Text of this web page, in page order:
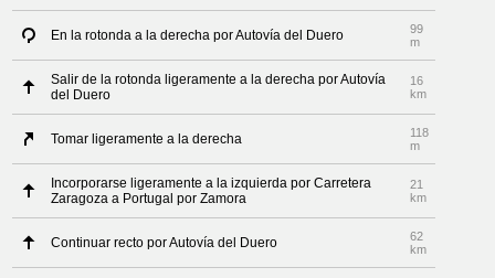
En la rotonda a la derecha por Autovía del Duero
99
m
Salir de la rotonda ligeramente a la derecha por Autovía
del Duero
16
km
Tomar ligeramente a la derecha
118
m
Incorporarse ligeramente a la izquierda por Carretera
Zaragoza a Portugal por Zamora
21
km
Continuar recto por Autovía del Duero
62
km